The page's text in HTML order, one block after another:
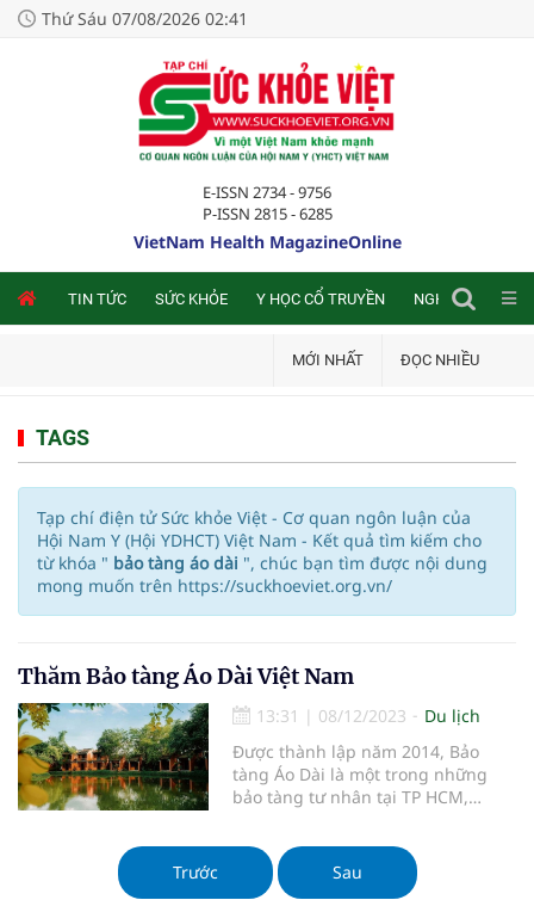
Thứ Sáu 07/08/2026 02:41
E-ISSN 2734 - 9756
P-ISSN 2815 - 6285
VietNam Health MagazineOnline
TIN TỨC SỨC KHỎE Y HỌC CỔ TRUYỀN NGHIÊN CỨU
MỚI NHẤT ĐỌC NHIỀU
TAGS
Tạp chí điện tử Sức khỏe Việt - Cơ quan ngôn luận của
Hội Nam Y (Hội YDHCT) Việt Nam - Kết quả tìm kiếm cho
từ khóa " bảo tàng áo dài ", chúc bạn tìm được nội dung
mong muốn trên https://suckhoeviet.org.vn/
Thăm Bảo tàng Áo Dài Việt Nam
13:31 | 08/12/2023
Du lịch
Được thành lập năm 2014, Bảo
tàng Áo Dài là một trong những
bảo tàng tư nhân tại TP HCM,
của Sở Du lịch TP HCM, do họa sĩ -
nhà thiết kế áo dài Sĩ Hoàng khởi
xướng và xây dựng từ ý tưởng. Bảo
Trước Sau